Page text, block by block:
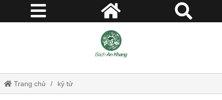
Trang chủ kỷ tử